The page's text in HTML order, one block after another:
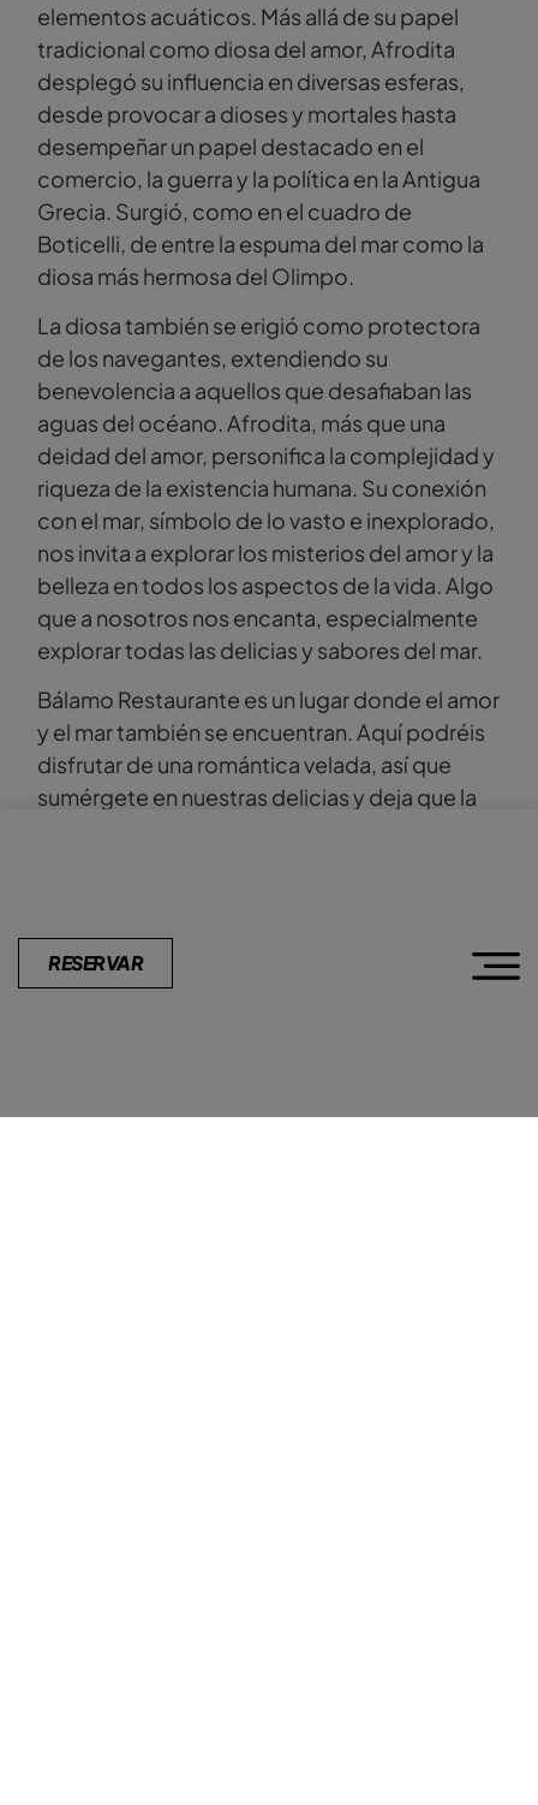
elementos acuáticos. Más allá de su papel
tradicional como diosa del amor, Afrodita
desplegó su influencia en diversas esferas,
desde provocar a dioses y mortales hasta
desempeñar un papel destacado en el
comercio, la guerra y la política en la Antigua
Grecia. Surgió, como en el cuadro de
Boticelli, de entre la espuma del mar como la
diosa más hermosa del Olimpo.
La diosa también se erigió como protectora
de los navegantes, extendiendo su
benevolencia a aquellos que desafiaban las
aguas del océano. Afrodita, más que una
deidad del amor, personifica la complejidad y
riqueza de la existencia humana. Su conexión
con el mar, símbolo de lo vasto e inexplorado,
nos invita a explorar los misterios del amor y la
belleza en todos los aspectos de la vida. Algo
que a nosotros nos encanta, especialmente
explorar todas las delicias y sabores del mar.
Bálamo Restaurante es un lugar donde el amor
y el mar también se encuentran. Aquí podréis
disfrutar de una romántica velada, así que
sumérgete en nuestras delicias y deja que la
RESERVAR